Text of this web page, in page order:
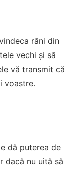
răni din
vechi și să
vă transmit că
voastre.
dă puterea de
dacă nu uită să